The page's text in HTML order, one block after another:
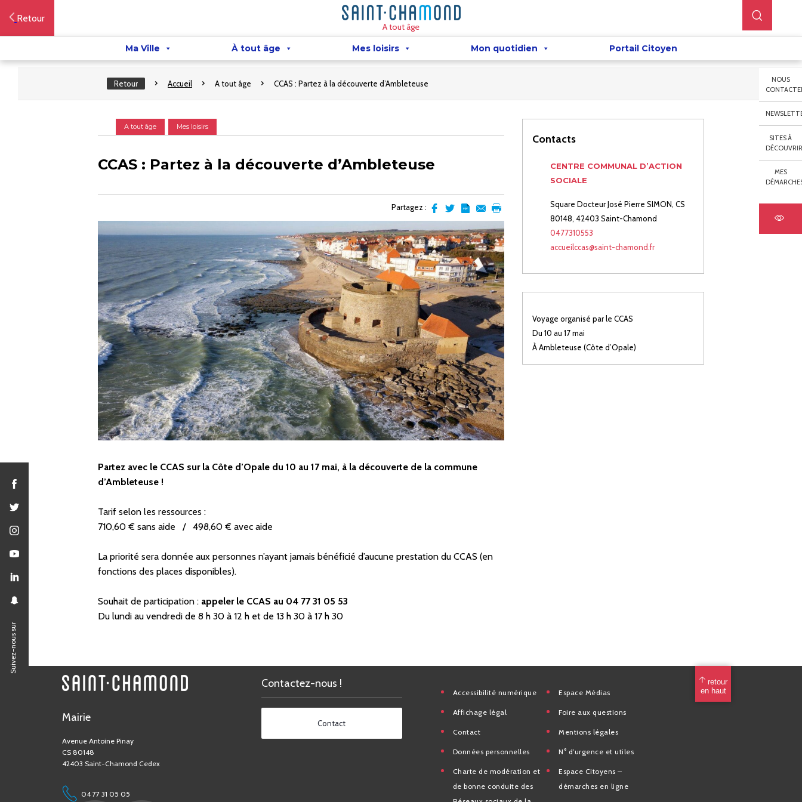
Suivez-nous sur
Retour
A tout âge
Ma Ville À tout âge Mes loisirs Mon quotidien Portail Citoyen
NOUS
SITES À
MES
Retour Accueil A tout âge CCAS : Partez à la découverte d’Ambleteuse
A tout âge Mes loisirs
CCAS : Partez à la découverte d’Ambleteuse
Partagez :
sur
facebook
sur
Twitter
l'article
en
pdf
par
email
Partez avec le CCAS sur la Côte d’Opale du 10 au 17 mai, à la découverte de la commune
d’Ambleteuse !
Tarif selon les ressources :
710,60 € sans aide / 498,60 € avec aide
La priorité sera donnée aux personnes n’ayant jamais bénéficié d’aucune prestation du CCAS (en
fonctions des places disponibles).
Souhait de participation : appeler le CCAS au 04 77 31 05 53
Du lundi au vendredi de 8 h 30 à 12 h et de 13 h 30 à 17 h 30
Contacts
CENTRE COMMUNAL D’ACTION
SOCIALE
Square Docteur José Pierre SIMON, CS
80148, 42403 Saint-Chamond
0477310553
accueilccas@saint-chamond.fr
Voyage organisé par le CCAS
Du 10 au 17 mai
À Ambleteuse (Côte d’Opale)
Mairie
Avenue Antoine Pinay
CS 80148
42403 Saint-Chamond Cedex
04 77 31 05 05
Contactez-nous !
Contact
Accessibilité numérique Espace Médias
Affichage légal Foire aux questions
Contact Mentions légales
Données personnelles N° d’urgence et utiles
Charte de modération et de
bonne conduite des
Espace Citoyens –
démarches en ligne